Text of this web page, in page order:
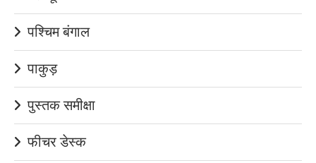
पश्चिम बंगाल
पाकुड़
पुस्तक समीक्षा
फीचर डेस्क